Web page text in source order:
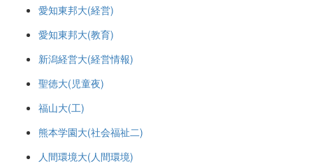
愛知東邦大(経営)
愛知東邦大(教育)
新潟経営大(経営情報)
聖徳大(児童夜)
福山大(工)
熊本学園大(社会福祉二)
人間環境大(人間環境)